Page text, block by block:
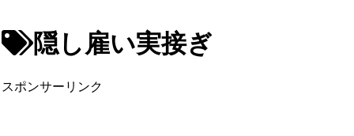
隠し雇い実接ぎ
スポンサーリンク